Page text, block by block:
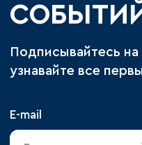
Подписывайтесь
узнавайте все
E-mail